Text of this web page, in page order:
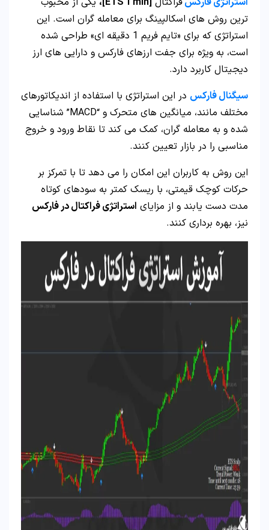
ترین روش‌ های اسکالپینگ برای معامله‌ گران است. این
استراتژی که برای «تایم فریم 1 دقیقه‌ ای» طراحی شده
است، به ویژه برای جفت ارزهای فارکس و دارایی‌ های ارز
دیجیتال کاربرد دارد.
سیگنالفارکس در این استراتژی با استفاده از اندیکاتورهای
مختلف مانند، میانگین‌ های متحرک و “MACD” شناسایی
شده و به معامله‌ گران، کمک می‌ کند تا نقاط ورود و خروج
مناسبی را در بازار تعیین کنند.
این روش به کاربران این امکان را می‌ دهد تا با تمرکز بر
حرکات کوچک قیمتی، با ریسک کمتر به سودهای کوتاه‌
مدت دست یابند و از مزایای استراتژی فراکتال در فارکس
نیز، بهره‌ برداری کنند.